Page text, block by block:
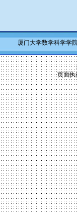
厦门大学数学科学学
页面执